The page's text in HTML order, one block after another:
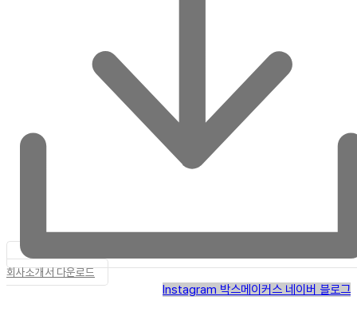
회사소개서 다운로드
Instagram 박스메이커스 네이버 블로그